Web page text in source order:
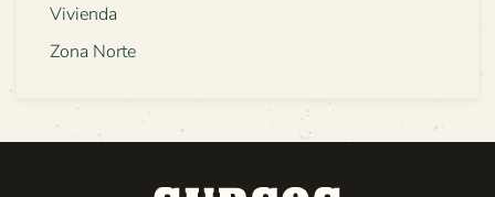
Vivienda
Zona Norte